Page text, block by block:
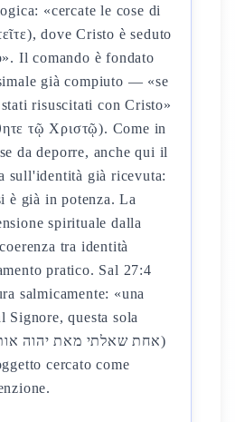
«cercate le cose di
dove Cristo è seduto
Il comando è fondato
già compiuto — «se
risuscitati con Cristo»
τῷ Χριστῷ). Come in
da deporre, anche qui il
sull'identità già ricevuta:
è già in potenza. La
spirituale dalla
tra identità
pratico. Sal 27:4
salmicamente: «una
Signore, questa sola
cercato come